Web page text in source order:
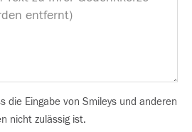
die Eingabe von Smileys und anderen
nicht zulässig ist.